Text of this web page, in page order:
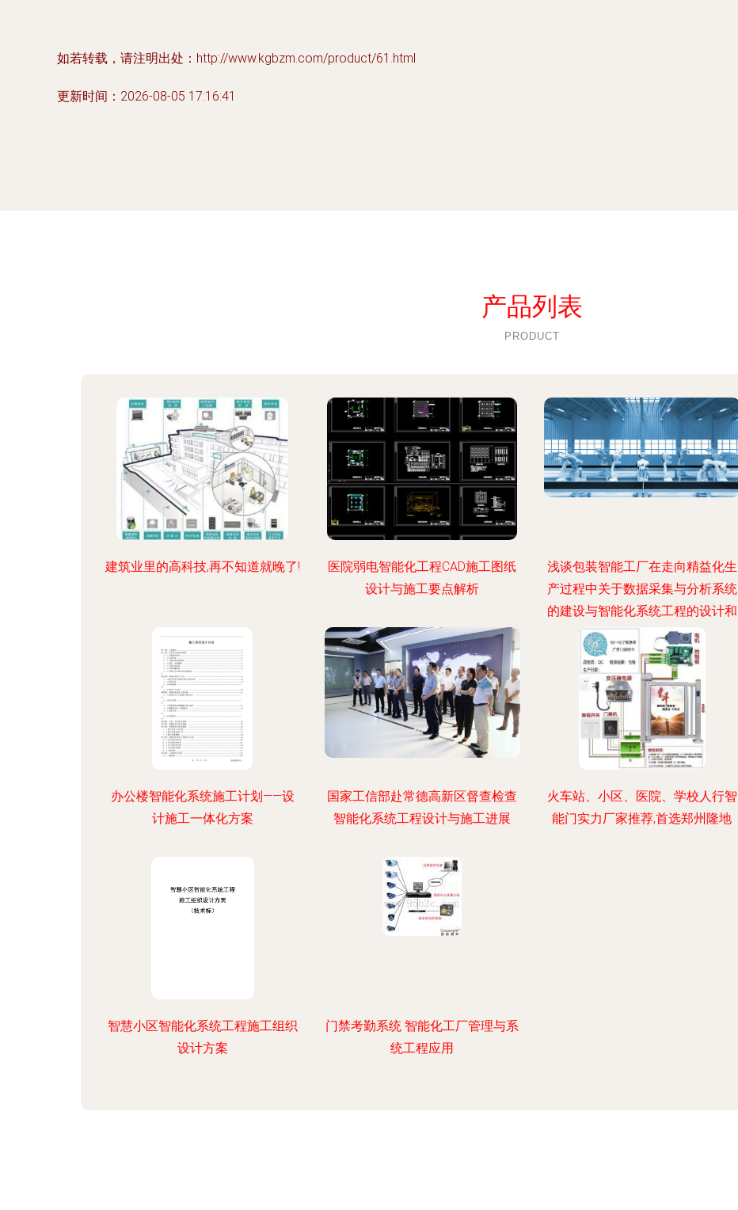
如若转载，请注明出处：http://www.kgbzm.com/product/61.html
更新时间：2026-08-05 17:16:41
产品列表
PRODUCT
建筑业里的高科技,再不知道就晚了!
医院弱电智能化工程CAD施工图纸
设计与施工要点解析
浅谈包装智能工厂在走向精益化生
产过程中关于数据采集与分析系统
的建设与智能化系统工程的设计和
施工
办公楼智能化系统施工计划——设
计施工一体化方案
国家工信部赴常德高新区督查检查
智能化系统工程设计与施工进展
火车站、小区、医院、学校人行智
能门实力厂家推荐,首选郑州隆地
智慧小区智能化系统工程施工组织
设计方案
门禁考勤系统 智能化工厂管理与系
统工程应用